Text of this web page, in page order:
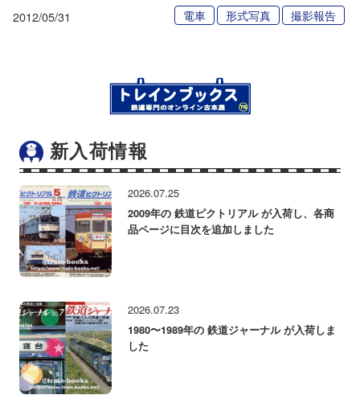
2012/05/31 電車 形式写真 撮影報告
新入荷情報
2026.07.25
2009年の 鉄道ピクトリアル が入荷し、各商
品ページに目次を追加しました
2026.07.23
1980〜1989年の 鉄道ジャーナル が入荷しま
した